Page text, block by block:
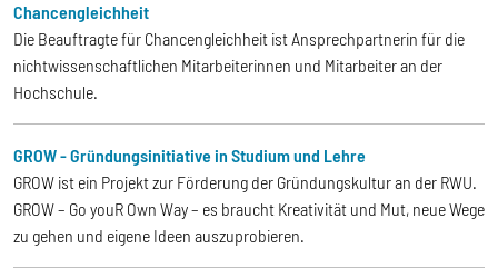
Chancengleichheit
Die Beauftragte für Chancengleichheit ist Ansprechpartnerin für die
nichtwissenschaftlichen Mitarbeiterinnen und Mitarbeiter an der
Hochschule.
GROW - Gründungsinitiative in Studium und Lehre
GROW ist ein Projekt zur Förderung der Gründungskultur an der RWU.
GROW – Go youR Own Way – es braucht Kreativität und Mut, neue Wege
zu gehen und eigene Ideen auszuprobieren.